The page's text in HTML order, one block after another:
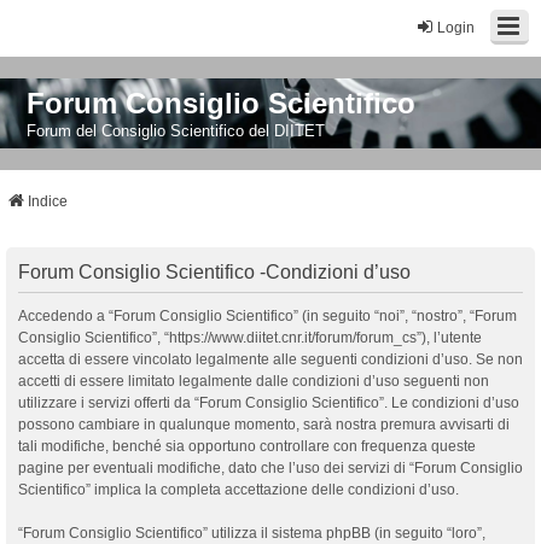
Login
Forum Consiglio Scientifico
Forum del Consiglio Scientifico del DIITET
Indice
Forum Consiglio Scientifico -Condizioni d’uso
Accedendo a “Forum Consiglio Scientifico” (in seguito “noi”, “nostro”, “Forum
Consiglio Scientifico”, “https://www.diitet.cnr.it/forum/forum_cs”), l’utente
accetta di essere vincolato legalmente alle seguenti condizioni d’uso. Se non
accetti di essere limitato legalmente dalle condizioni d’uso seguenti non
utilizzare i servizi offerti da “Forum Consiglio Scientifico”. Le condizioni d’uso
possono cambiare in qualunque momento, sarà nostra premura avvisarti di
tali modifiche, benché sia opportuno controllare con frequenza queste
pagine per eventuali modifiche, dato che l’uso dei servizi di “Forum Consiglio
Scientifico” implica la completa accettazione delle condizioni d’uso.
“Forum Consiglio Scientifico” utilizza il sistema phpBB (in seguito “loro”,